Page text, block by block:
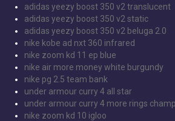
adidas yeezy boost 350 v2 translucent
adidas yeezy boost 350 v2 static
adidas yeezy boost 350 v2 beluga 2.0
nike kobe ad nxt 360 infrared
nike zoom kd 11 ep blue
nike air more money white burgundy
nike pg 2.5 team bank
under armour curry 4 all star
under armour curry 4 more rings
nike zoom kd 10 igloo